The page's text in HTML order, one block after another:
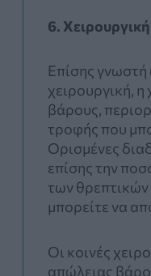
6.
Επίσης
χειρουργική,
βάρους,
τροφής που
Ορισμένες
επίσης την
των
μπορείτε να
Οι κοινές
απώλειας